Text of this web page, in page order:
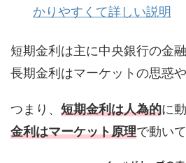
かりやすくて詳しい説明
短期金利は主に中央銀行の金
長期金利はマーケットの思惑
つまり、 短期金利は人為的に
金利はマーケット原理で動い